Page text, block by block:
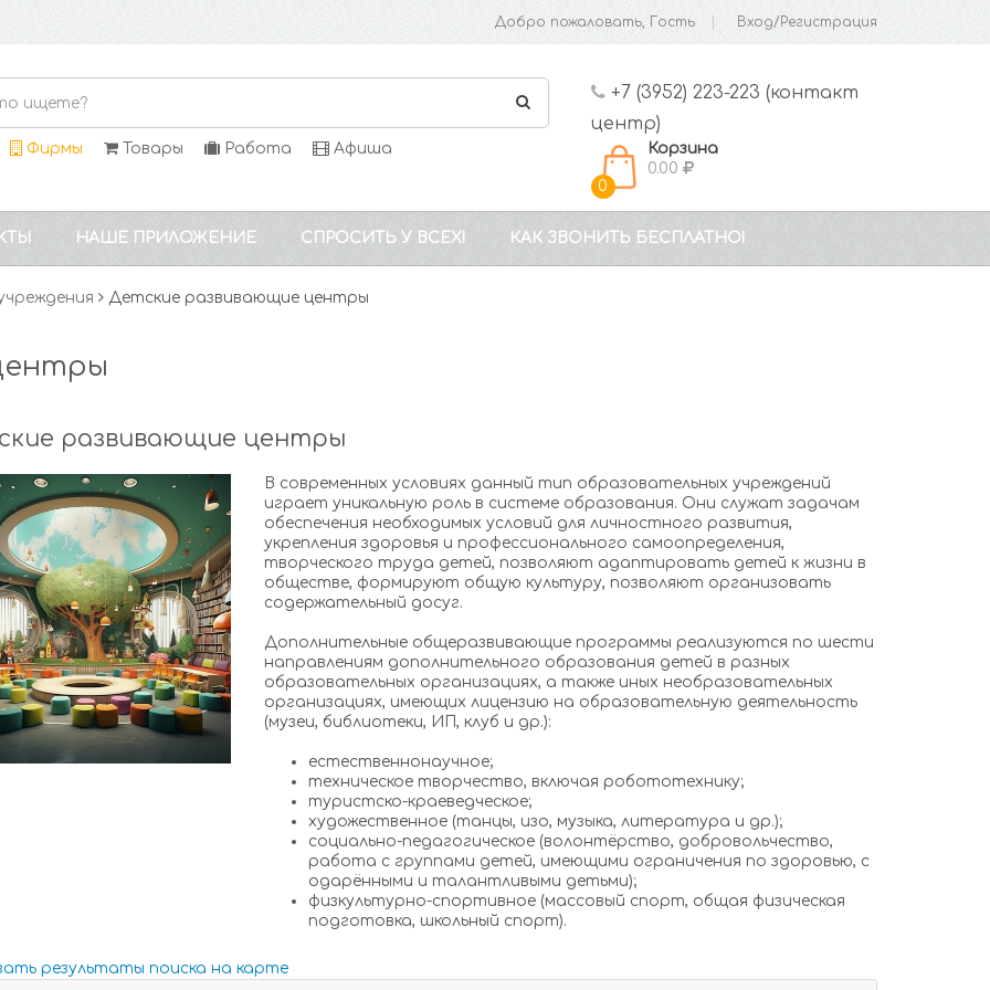
Добро пожаловать, Гость Вход/Регистрация
Фирмы Товары Работа Афиша
+7 (3952) 223-223 (контакт
центр)
0
Корзина
0.00
НАШЕ ПРИЛОЖЕНИЕ СПРОСИТЬ У ВСЕХ! КАК ЗВОНИТЬ БЕСПЛАТНО!
Детские развивающие центры
развивающие центры
В современных условиях данный тип образовательных учреждений
играет уникальную роль в системе образования. Они служат задачам
обеспечения необходимых условий для личностного развития,
укрепления здоровья и профессионального самоопределения,
творческого труда детей, позволяют адаптировать детей к жизни в
обществе, формируют общую культуру, позволяют организовать
содержательный досуг.
Дополнительные общеразвивающие программы реализуются по шести
направлениям дополнительного образования детей в разных
образовательных организациях, а также иных необразовательных
организациях, имеющих лицензию на образовательную деятельность
(музеи, библиотеки, ИП, клуб и др.):
естественнонаучное;
техническое творчество, включая робототехнику;
туристско-краеведческое;
художественное (танцы, изо, музыка, литература и др.);
социально-педагогическое (волонтёрство, добровольчество,
работа с группами детей, имеющими ограничения по здоровью, с
одарёнными и талантливыми детьми);
физкультурно-спортивное (массовый спорт, общая физическая
подготовка, школьный спорт).
результаты поиска на карте